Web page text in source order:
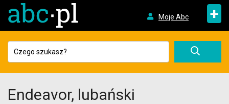
Moje Abc +
Endeavor, lubański